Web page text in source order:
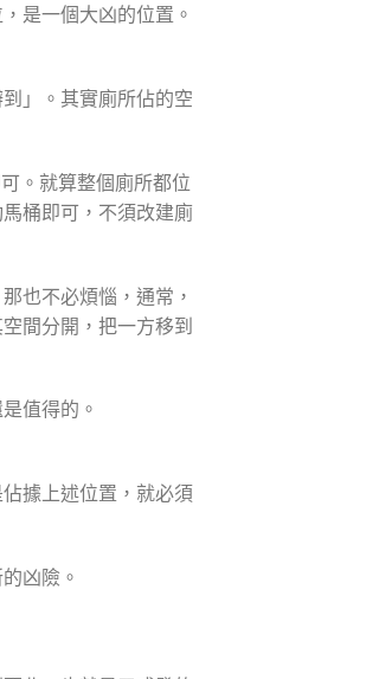
是一個大凶的位置。
」。其實廁所佔的空
。就算整個廁所都位
桶即可，不須改建廁
也不必煩惱，通常，
間分開，把一方移到
值得的。
據上述位置，就必須
凶險。